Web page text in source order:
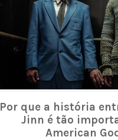
Por que a história
Jinn é tão
American